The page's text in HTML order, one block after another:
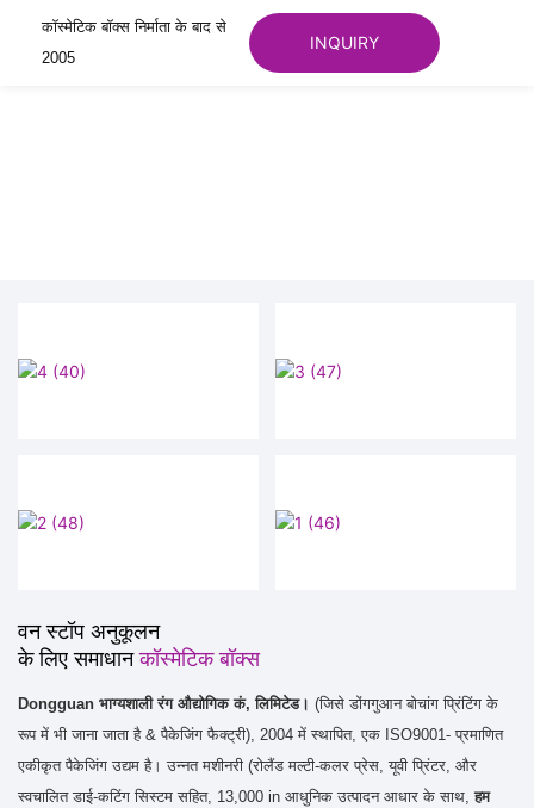
कॉस्मेटिक बॉक्स निर्माता के बाद से
2005
INQUIRY
वन स्टॉप अनुकूलन
के लिए समाधानकॉस्मेटिक बॉक्स
Dongguan भाग्यशाली रंग औद्योगिक कं, लिमिटेड। (जिसे डोंगगुआन बोचांग प्रिंटिंग के
रूप में भी जाना जाता है & पैकेजिंग फैक्ट्री), 2004 में स्थापित, एक ISO9001- प्रमाणित
एकीकृत पैकेजिंग उद्यम है। उन्नत मशीनरी (रोलैंड मल्टी-कलर प्रेस, यूवी प्रिंटर, और
स्वचालित डाई-कटिंग सिस्टम सहित, 13,000 in आधुनिक उत्पादन आधार के साथ,हम